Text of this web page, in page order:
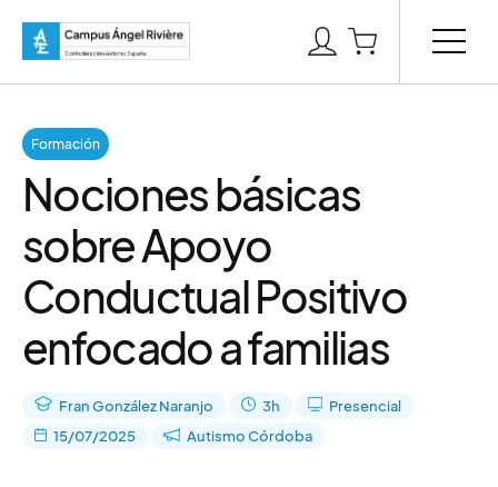
Formación
Nociones básicas
sobre Apoyo
Conductual Positivo
enfocado a familias
Fran González Naranjo 3h
Presencial
15/07/2025
Autismo Córdoba